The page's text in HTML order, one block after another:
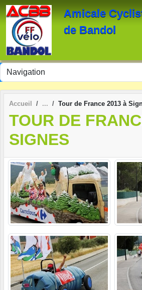
Amicale
de Bandol
Accueil Tour de France 2013 à
TOUR DE
SIGNES
Panneau de gestion des cookies